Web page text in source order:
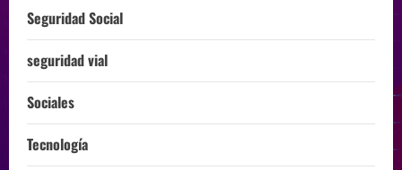
Seguridad Social
seguridad vial
Sociales
Tecnología